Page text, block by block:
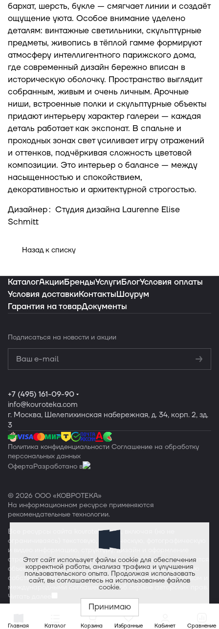
бархат, шерсть, букле — смягчает линии и создаёт
ощущение уюта. Особое внимание уделено
деталям: винтажные светильники, скульптурные
предметы, живопись в тёплой гамме формируют
атмосферу интеллигентного парижского дома,
где современный дизайн бережно вписан в
историческую оболочку. Пространство выглядит
собранным, живым и очень личным. Арочные
ниши, встроенные полки и скульптурные объекты
придают интерьеру характер галереи — каждая
деталь работает как экспонат. В спальне и
проходных зонах свет усиливает игру отражений
и оттенков, подчёркивая сложность цветовой
композиции. Это интерьер о балансе — между
насыщенностью и спокойствием,
декоративностью и архитектурной строгостью.
Дизайнер: Студия дизайна Laurenne Elise
Schmitt
Назад к списку
Главная Каталог Корзина Избранные Кабинет Сравнение
КаталогАкцииБрендыУслугиБлогУсловия оплаты
Условия доставкиКонтактыШоурум
Гарантия на товарДокументы
Подписаться на новости и акции
конфиденциальности
Обработку
персональных данных
+7 (495) 161-09-90
info@kovroteka.com
г. Москва, Шелепихинская набережная, д. 34, корп. 2, зд.
3
Политика конфиденциальности Соглашение на обработку
персональных данных
ОфертаРазработано в
© 2026 ООО «КОВРОТЕКА»
На информационном ресурсе применяются
рекомендательные технологии.
Все ресурсы сайта
kovroteka.com
ограничиваясь) текстовую, графическую, фотографическую
и видео информацию, структуру, дизайн и оформление
страниц, доменное имя, фирменное наименование являются
объектами авторского права и прав на интеллектуальную
собственность, защищены российским законодательством и
международными соглашениями об охране авторских прав.
Читать далее
Этот сайт использует файлы cookie для обеспечения
корректной работы, анализа трафика и улучшения
пользовательского опыта. Продолжая использовать
сайт, вы соглашаетесь на использование файлов
cookie.
Принимаю